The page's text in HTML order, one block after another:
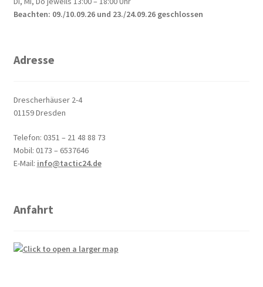
Beachten: 09./10.09.26 und 23./24.09.26 geschlossen
Adresse
Drescherhäuser 2-4
01159 Dresden
Telefon: 0351 – 21 48 88 73
Mobil: 0173 – 6537646
E-Mail: info@tactic24.de
Anfahrt